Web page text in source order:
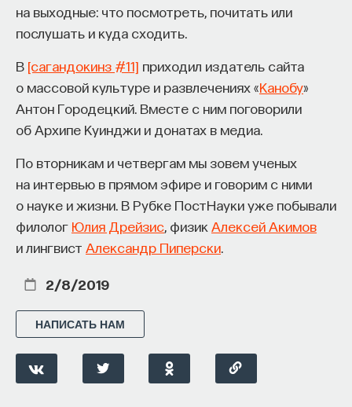
на выходные: что посмотреть, почитать или
послушать и куда сходить.
В [сагандокинз #11] приходил издатель сайта
о массовой культуре и развлечениях «Канобу»
Антон Городецкий. Вместе с ним поговорили
об Архипе Куинджи и донатах в медиа.
По вторникам и четвергам мы зовем ученых
на интервью в прямом эфире и говорим с ними
о науке и жизни. В Рубке ПостНауки уже побывали
филолог Юлия Дрейзис , физик Алексей Акимов
и лингвист Александр Пиперски
2/8/2019
НАПИСАТЬ НАМ
Engineering, Mathematics) в самые амбициозные
Deep-Tech и Biotech проекты по всему миру. Если
вы занимаетесь биоинформатикой, молекулярной
биологией, ИИ или другими наукоемкими
дисциплинами, проект поможет вам найти место
в командах, меняющих индустрию.
Как стать участником:
Посмотреть текущие вакансии
Образование работает дольше,
чем кажется
«Тема кажется простой: мы определяем цели,
движемся к ним — и дальше все должно
работать. Но в реальности с целеполаганием все
намного сложнее. Проблема не только
во временном разрыве, когда результат должен
(что мы знаем о существовании человека
в цифровой среде), психиатр Александра
Ялтонская (что мы знаемо современной
психиатрии) и радиоастроном Юрий Ковалев (что
7/18/2019
НАПИСАТЬ НАМ
НАД МАТЕРИАЛОМ РАБОТАЛИ
ПостНаука
команда ПостНауки